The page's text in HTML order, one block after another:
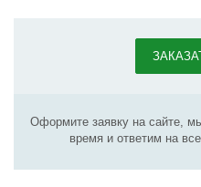
Оформите заявку на сайте,
время и ответим на